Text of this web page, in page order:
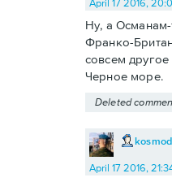
April 17 2016,
Ну, а
Франко-
совсем
Черное море.
Deleted
April 17 2016,